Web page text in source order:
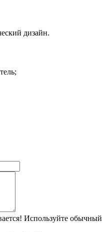
дизайн.
Используйте обычный